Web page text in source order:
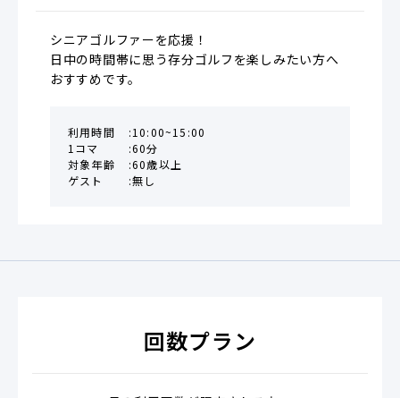
シニアゴルファーを応援！
日中の時間帯に思う存分ゴルフを楽しみたい方へ
おすすめです。
利用時間
10:00~15:00
1コマ
60分
対象年齢
60歳以上
ゲスト
無し
回数プラン